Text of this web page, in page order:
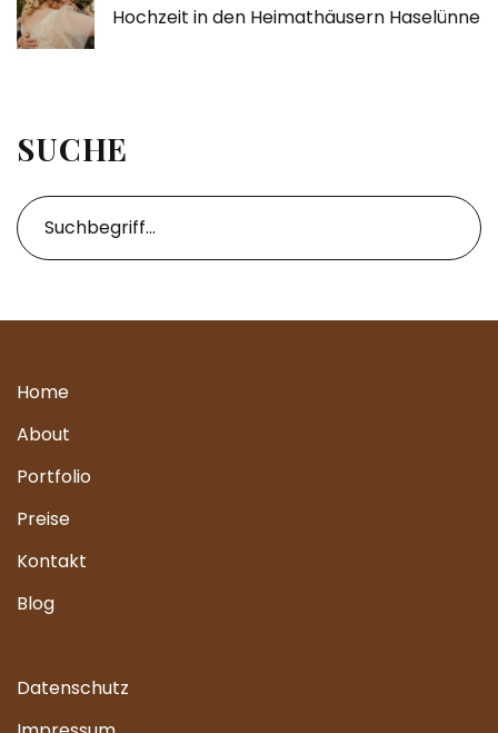
Hochzeit in den Heimathäusern Haselünne
SUCHE
Home
About
Portfolio
Preise
Kontakt
Blog
Datenschutz